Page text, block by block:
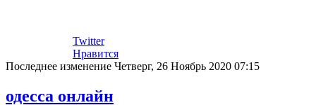
Twitter
Нравится
Последнее изменение Четверг, 26 Ноябрь 2020 07:15
одесса онлайн